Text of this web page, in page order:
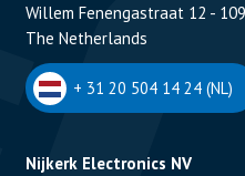
Willem Fenengastraat 12 -
The Netherlands
+ 31 20 504 14 24 (NL)
Nijkerk Electronics NV